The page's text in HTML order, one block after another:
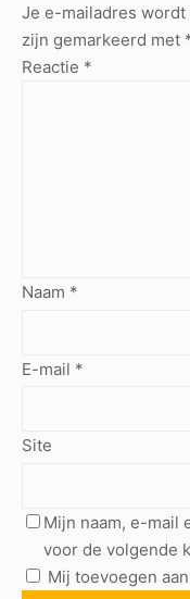
Je e-mailadres
zijn gemarkeerd met
Reactie *
Naam *
E-mail *
Site
Mijn naam, e-mail
voor de volgende
Mij toevoegen